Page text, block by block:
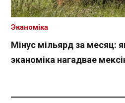
Мінус мільярд за месяц:
эканоміка нагадвае
Эканоміка